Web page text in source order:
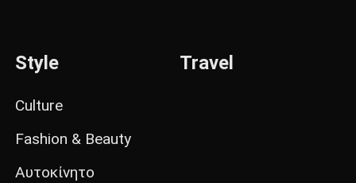
Style
Culture
Fashion & Beauty
Αυτοκίνητο
Travel